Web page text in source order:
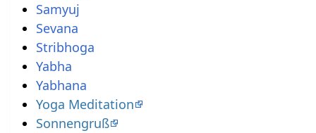
Samyuj
Sevana
Stribhoga
Yabha
Yabhana
Yoga Meditation
Sonnengruß